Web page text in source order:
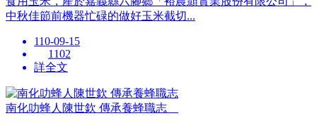
中秋佳節前機器忙碌的做好玉米截切...
110-09-15
1102
詳全文
南化叻蜂人陳世欽 傳承養蜂職志